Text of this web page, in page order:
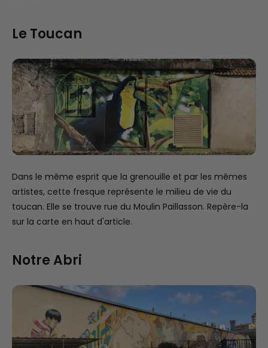
Le Toucan
Dans le même esprit que la grenouille et par les mêmes
artistes, cette fresque représente le milieu de vie du
toucan. Elle se trouve rue du Moulin Paillasson. Repère-la
sur la carte en haut d'article.
Notre Abri